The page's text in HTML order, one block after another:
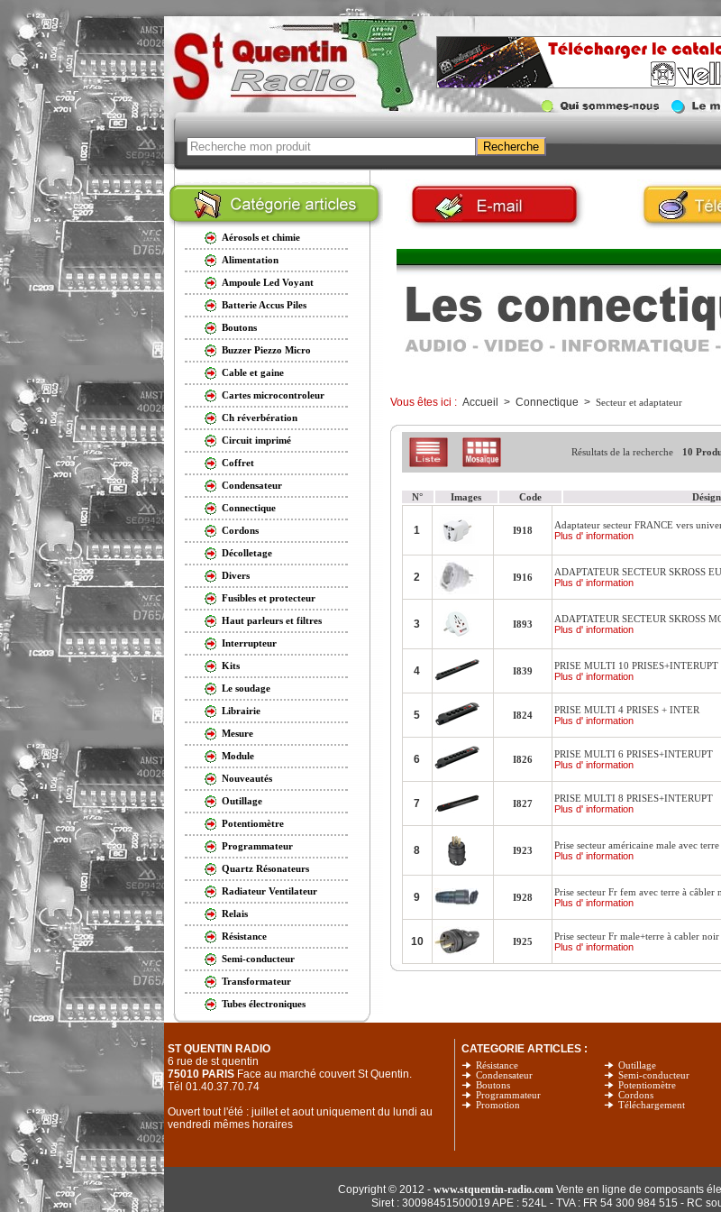
Aérosols et chimie
Alimentation
Ampoule Led Voyant
Batterie Accus Piles
Boutons
Buzzer Piezzo Micro
Cable et gaine
Cartes microcontroleur
Ch réverbération
Circuit imprimé
Coffret
Condensateur
Connectique
Cordons
Décolletage
Divers
Fusibles et protecteur
Haut parleurs et filtres
Interrupteur
Kits
Le soudage
Librairie
Mesure
Module
Nouveautés
Outillage
Potentiomètre
Programmateur
Quartz Résonateurs
Radiateur Ventilateur
Relais
Résistance
Semi-conducteur
Transformateur
Tubes électroniques
Vous êtes ici : Accueil > Connectique > Secteur et adaptateur
Résultats de la recherche 10
N° Images Code
1 I918
Adaptateur secteur FRANCE vers
Plus d' information
2 I916
ADAPTATEUR SECTEUR SKROSS
Plus d' information
3 I893
ADAPTATEUR SECTEUR SKROSS
Plus d' information
4 I839
PRISE MULTI 10 PRISES+INTERUPT
Plus d' information
5 I824
PRISE MULTI 4 PRISES + INTER
Plus d' information
6 I826
PRISE MULTI 6 PRISES+INTERUPT
Plus d' information
7 I827
PRISE MULTI 8 PRISES+INTERUPT
Plus d' information
8 I923
Prise secteur américaine male avec
Plus d' information
9 I928
Prise secteur Fr fem avec terre à câbler
Plus d' information
10 I925
Prise secteur Fr male+terre à cabler
Plus d' information
ST QUENTIN RADIO
6 rue de st quentin
75010 PARIS Face au marché couvert St Quentin.
Tél 01.40.37.70.74
Ouvert tout l'été : juillet et aout uniquement du lundi au
vendredi mêmes horaires
CATEGORIE ARTICLES :
Résistance
Condensateur
Boutons
Programmateur
Promotion
Outillage
Semi-conducteur
Potentiomètre
Cordons
Téléchargement
Copyright © 2012 - www.stquentin-radio.comVente en ligne de composants
Siret : 30098451500019 APE : 524L - TVA : FR 54 300 984 515 - RC